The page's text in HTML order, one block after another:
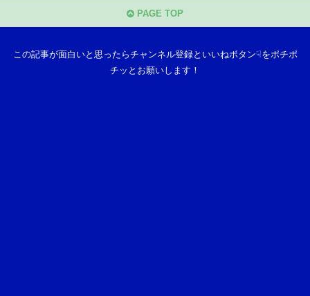
PAGE TOP
この記事が面白いと思ったらチャンネル登録といいねボタン☟をポチポ
チッとお願いします！